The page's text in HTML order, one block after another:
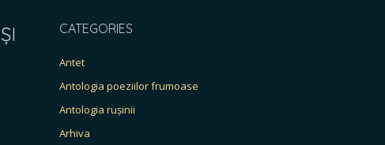
CATEGORIES
Antet
Antologia poeziilor frumoase
Antologia rușinii
Arhiva